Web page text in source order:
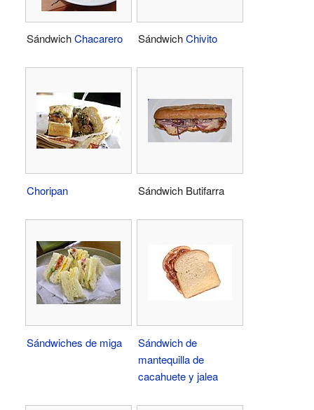
SándwichChacarero SándwichChivito
Choripan Sándwich Butifarra
Sándwiches de miga
Sándwich de
mantequilla de
cacahuete y jalea